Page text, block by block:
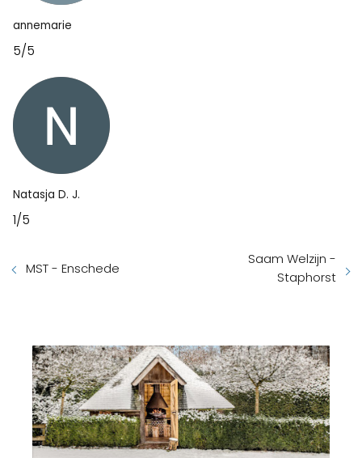
annemarie
5/5
Natasja D. J.
1/5
MST - Enschede
Saam Welzijn -
Staphorst